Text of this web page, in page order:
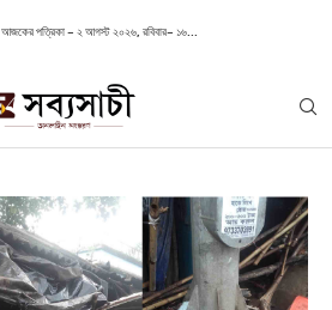
আজকের পত্রিকা – ২ আগস্ট ২০২৬, রবিবার– ১৬...